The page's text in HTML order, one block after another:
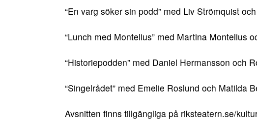
“En varg söker sin podd” med Liv Strömquist
“Lunch med Montelius” med Martina Montelius
“Historiepodden” med Daniel Hermansson och
“Singelrådet” med Emelie Roslund och Matilda
Avsnitten finns tillgängliga på riksteatern.se/